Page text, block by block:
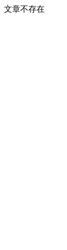
文章不存在